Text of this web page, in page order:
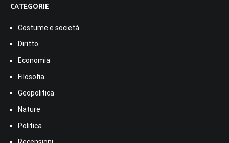
CATEGORIE
Costume e società
Diritto
Economia
Filosofia
Geopolitica
Nature
Politica